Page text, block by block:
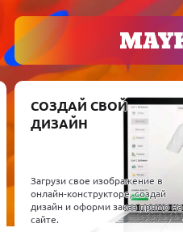
СОЗДАЙ СВОЙ
ДИЗАЙН
Загрузи свое изображение в
онлайн-конструкторе, создай
дизайн и оформи заказ прямо на
сайте.